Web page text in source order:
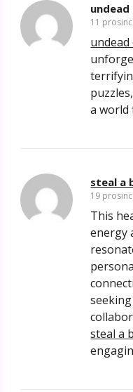
11
a world
steal a
19
This
energy
steal a